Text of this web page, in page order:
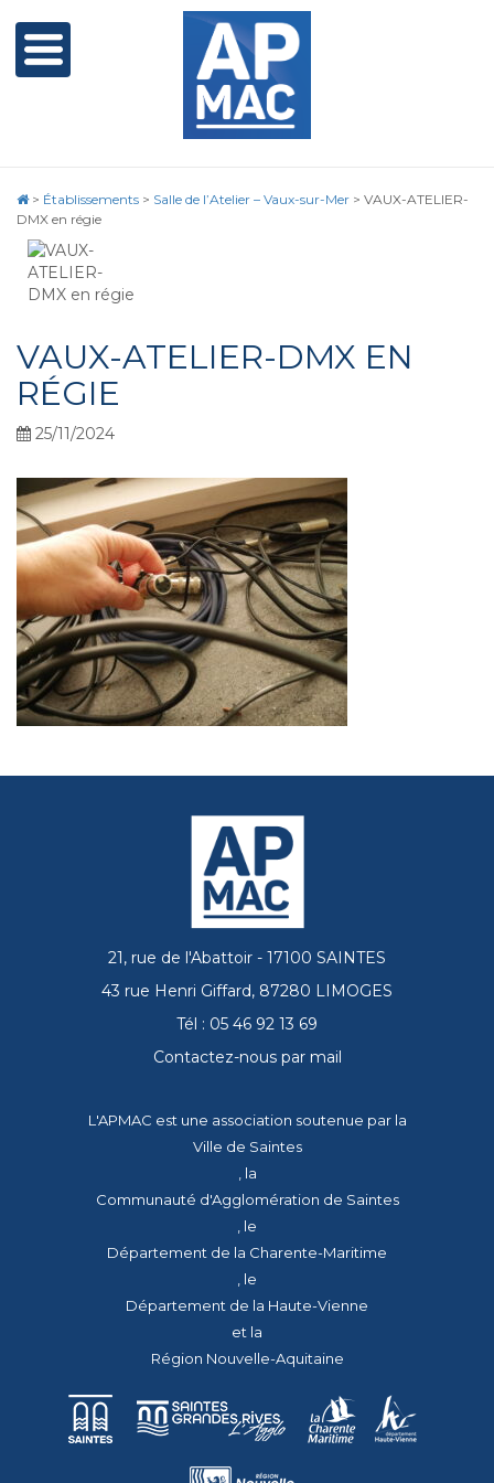
> Établissements > Salle de l’Atelier – Vaux-sur-Mer > VAUX-ATELIER-
DMX en régie
VAUX-ATELIER-DMX EN
RÉGIE
25/11/2024
21, rue de l'Abattoir - 17100 SAINTES
43 rue Henri Giffard, 87280 LIMOGES
Tél : 05 46 92 13 69
Contactez-nous par mail
L'APMAC est une association soutenue par la
Ville de Saintes
, la
Communauté d'Agglomération de Saintes
, le
Département de la Charente-Maritime
, le
Département de la Haute-Vienne
et la
Région Nouvelle-Aquitaine